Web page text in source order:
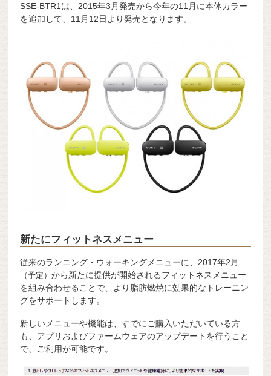
SSE-BTR1は、2015年3月発売から今年の11月に本体カラー
を追加して、11月12日より発売となります。
新たにフィットネスメニュー
従来のランニング・ウォーキングメニューに、2017年2月
（予定）から新たに提供が開始されるフィットネスメニュー
を組み合わせることで、より脂肪燃焼に効果的なトレーニン
グをサポートします。
新しいメニューや機能は、すでにご購入いただいている方
も、アプリおよびファームウェアのアップデートを行うこと
で、ご利用が可能です。